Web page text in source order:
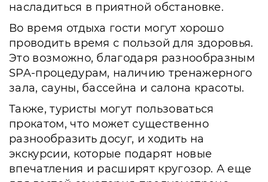
насладиться в приятной обстановке.
Во время отдыха гости могут хорошо
проводить время с пользой для здоровья.
Это возможно, благодаря разнообразным
SPA-процедурам, наличию тренажерного
зала, сауны, бассейна и салона красоты.
Также, туристы могут пользоваться
прокатом, что может существенно
разнообразить досуг, и ходить на
экскурсии, которые подарят новые
впечатления и расширят кругозор. А еще